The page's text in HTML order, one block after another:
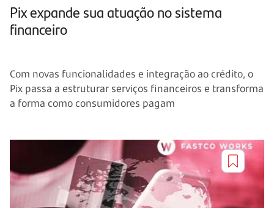
Pix expande sua atuação no sistema
financeiro
Com novas funcionalidades e integração ao crédito, o
Pix passa a estruturar serviços financeiros e transforma
a forma como consumidores pagam